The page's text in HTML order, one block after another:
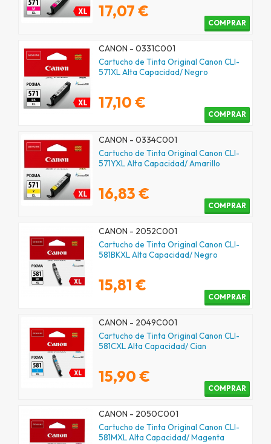
17,07 €
COMPRAR
CANON - 0331C001
Cartucho de Tinta Original Canon CLI-
571XL Alta Capacidad/ Negro
17,10 €
COMPRAR
CANON - 0334C001
Cartucho de Tinta Original Canon CLI-
571YXL Alta Capacidad/ Amarillo
16,83 €
COMPRAR
CANON - 2052C001
Cartucho de Tinta Original Canon CLI-
581BKXL Alta Capacidad/ Negro
15,81 €
COMPRAR
CANON - 2049C001
Cartucho de Tinta Original Canon CLI-
581CXL Alta Capacidad/ Cian
15,90 €
COMPRAR
CANON - 2050C001
Cartucho de Tinta Original Canon CLI-
581MXL Alta Capacidad/ Magenta